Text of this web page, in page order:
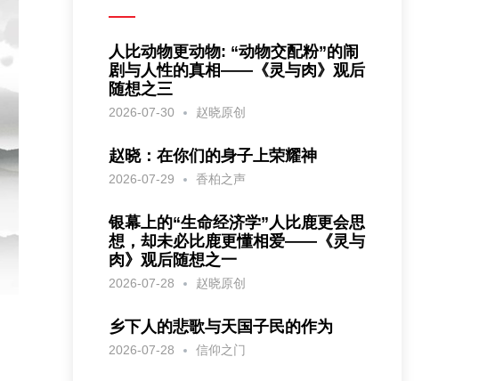
人比动物更动物: “动物交配粉”的闹
剧与人性的真相——《灵与肉》观后
随想之三
2026-07-30 赵晓原创
赵晓：在你们的身子上荣耀神
2026-07-29 香柏之声
银幕上的“生命经济学”人比鹿更会思
想，却未必比鹿更懂相爱——《灵与
肉》观后随想之一
2026-07-28 赵晓原创
乡下人的悲歌与天国子民的作为
2026-07-28 信仰之门